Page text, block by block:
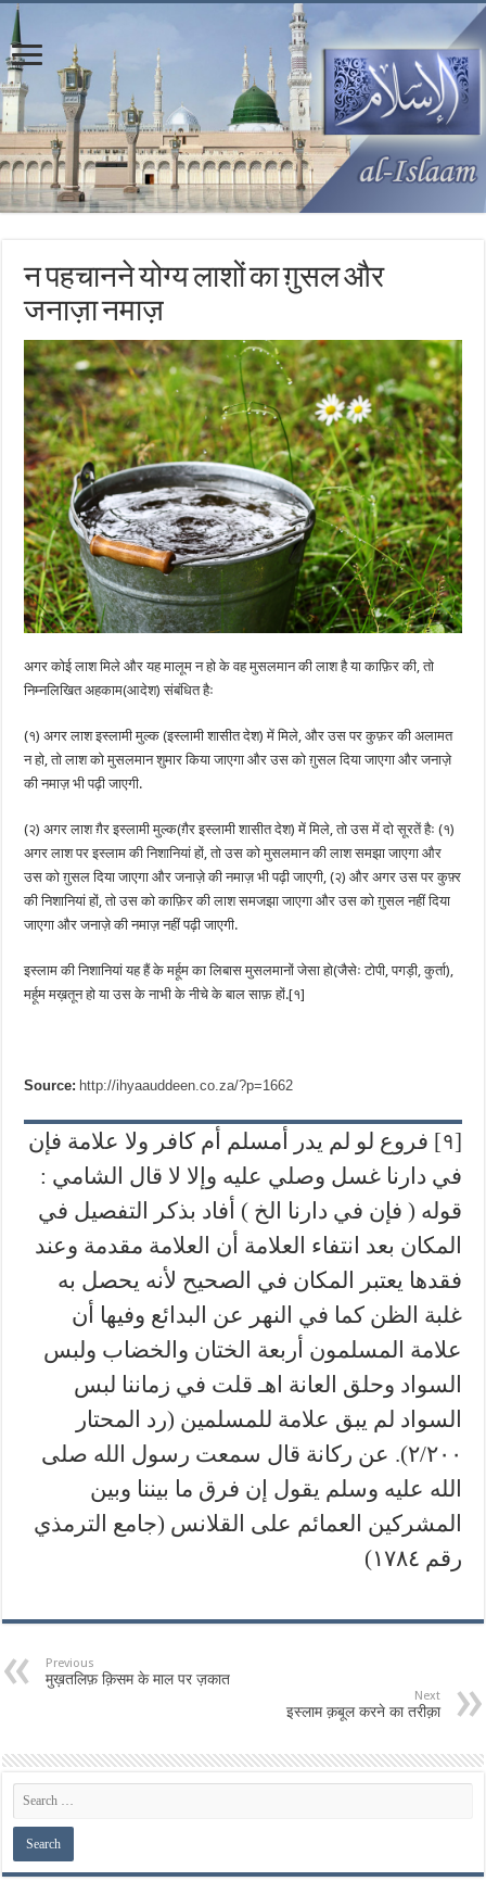
न पहचानने योग्य लाशों का ग़ुसल और
जनाज़ा नमाज़
अगर कोई लाश मिले और यह मालूम न हो के वह मुसलमान की लाश है या काफ़िर की, तो
निम्नलिखित अहकाम(आदेश) संबंधित हैः
(१) अगर लाश इस्लामी मुल्क (इस्लामी शासीत देश) में मिले, और उस पर कुफ़र की अलामत
न हो, तो लाश को मुसलमान शुमार किया जाएगा और उस को ग़ुसल दिया जाएगा और जनाज़े
की नमाज़ भी पढ़ी जाएगी.
(२) अगर लाश ग़ैर इस्लामी मुल्क(ग़ैर इस्लामी शासीत देश) में मिले, तो उस में दो सूरतें हैः (१)
अगर लाश पर इस्लाम की निशानियां हों, तो उस को मुसलमान की लाश समझा जाएगा और
उस को ग़ुसल दिया जाएगा और जनाज़े की नमाज़ भी पढ़ी जाएगी, (२) और अगर उस पर कुफ़्र
की निशानियां हों, तो उस को काफ़िर की लाश समजझा जाएगा और उस को ग़ुसल नहीं दिया
जाएगा और जनाज़े की नमाज़ नहीं पढ़ी जाएगी.
इस्लाम की निशानियां यह हैं के मर्हूम का लिबास मुसलमानों जेसा हो(जैसेः टोपी, पगड़ी, कुर्ता),
मर्हूम मख़तून हो या उस के नाभी के नीचे के बाल साफ़ हों.[१]
Source: http://ihyaauddeen.co.za/?p=1662
[१] فروع لو لم يدر أمسلم أم كافر ولا علامة فإن
في دارنا غسل وصلي عليه وإلا لا قال الشامي :
قوله ( فإن في دارنا الخ ) أفاد بذكر التفصيل في
المكان بعد انتفاء العلامة أن العلامة مقدمة وعند
فقدها يعتبر المكان في الصحيح لأنه يحصل به
غلبة الظن كما في النهر عن البدائع وفيها أن
علامة المسلمون أربعة الختان والخضاب ولبس
السواد وحلق العانة اهـ قلت في زماننا لبس
السواد لم يبق علامة للمسلمين (رد المحتار
۲/۲٠٠). عن ركانة قال سمعت رسول الله صلى
الله عليه وسلم يقول إن فرق ما بيننا وبين
المشركين العمائم على القلانس (جامع الترمذي
رقم ۱۷۸٤)
Previous
मुख़तलिफ़ क़िसम के माल पर ज़कात
Next
इस्लाम क़बूल करने का तरीक़ा